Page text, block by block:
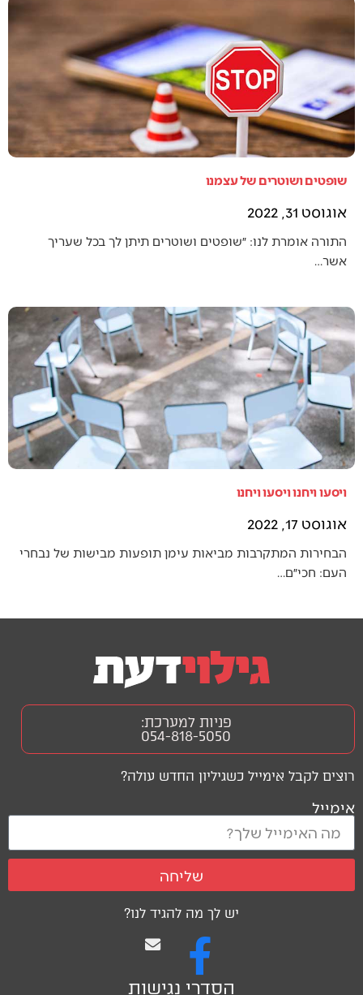
שופטים ושוטרים של עצמנו
אוגוסט 31, 2022
התורה אומרת לנו: ״שופטים ושוטרים תיתן לך בכל שעריך
אשר…
ויסעו ויחנו ויסעו ויחנו
אוגוסט 17, 2022
הבחירות המתקרבות מביאות עימן תופעות מבישות של נבחרי
העם: חכי״ם…
יש לך מה להגיד לנו?
הסדרי נגישות
רוצים לקבל אימייל כשגיליון החדש עולה?
אימייל
שליחה
פניות למערכת:
054-818-5050